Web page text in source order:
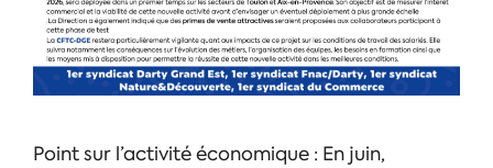
Point sur l’activité économique : En juin,